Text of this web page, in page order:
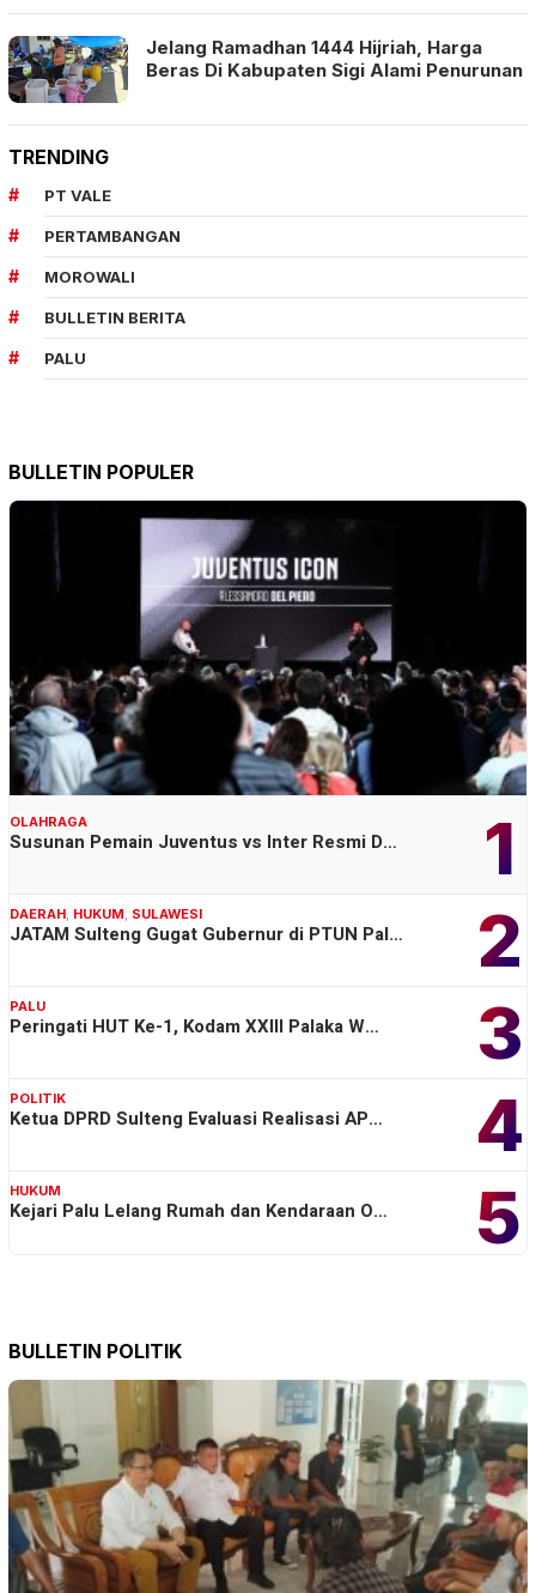
Jelang Ramadhan 1444 Hijriah, Harga
Beras Di Kabupaten Sigi Alami Penurunan
TRENDING
PT VALE
PERTAMBANGAN
MOROWALI
BULLETIN BERITA
PALU
BULLETIN POPULER
1
OLAHRAGA
Susunan Pemain Juventus vs Inter Resmi D…
2
DAERAH, HUKUM, SULAWESI
JATAM Sulteng Gugat Gubernur di PTUN Pal…
3
PALU
Peringati HUT Ke-1, Kodam XXIII Palaka W…
4
POLITIK
Ketua DPRD Sulteng Evaluasi Realisasi AP…
5
HUKUM
Kejari Palu Lelang Rumah dan Kendaraan O…
BULLETIN POLITIK